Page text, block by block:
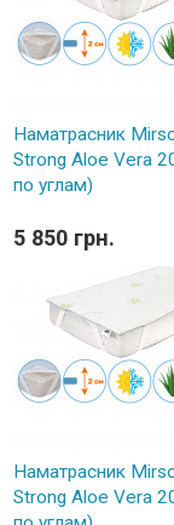
Наматрасник
Strong Aloe Vera
по углам)
5 850 грн.
Наматрасник
Strong Aloe Vera